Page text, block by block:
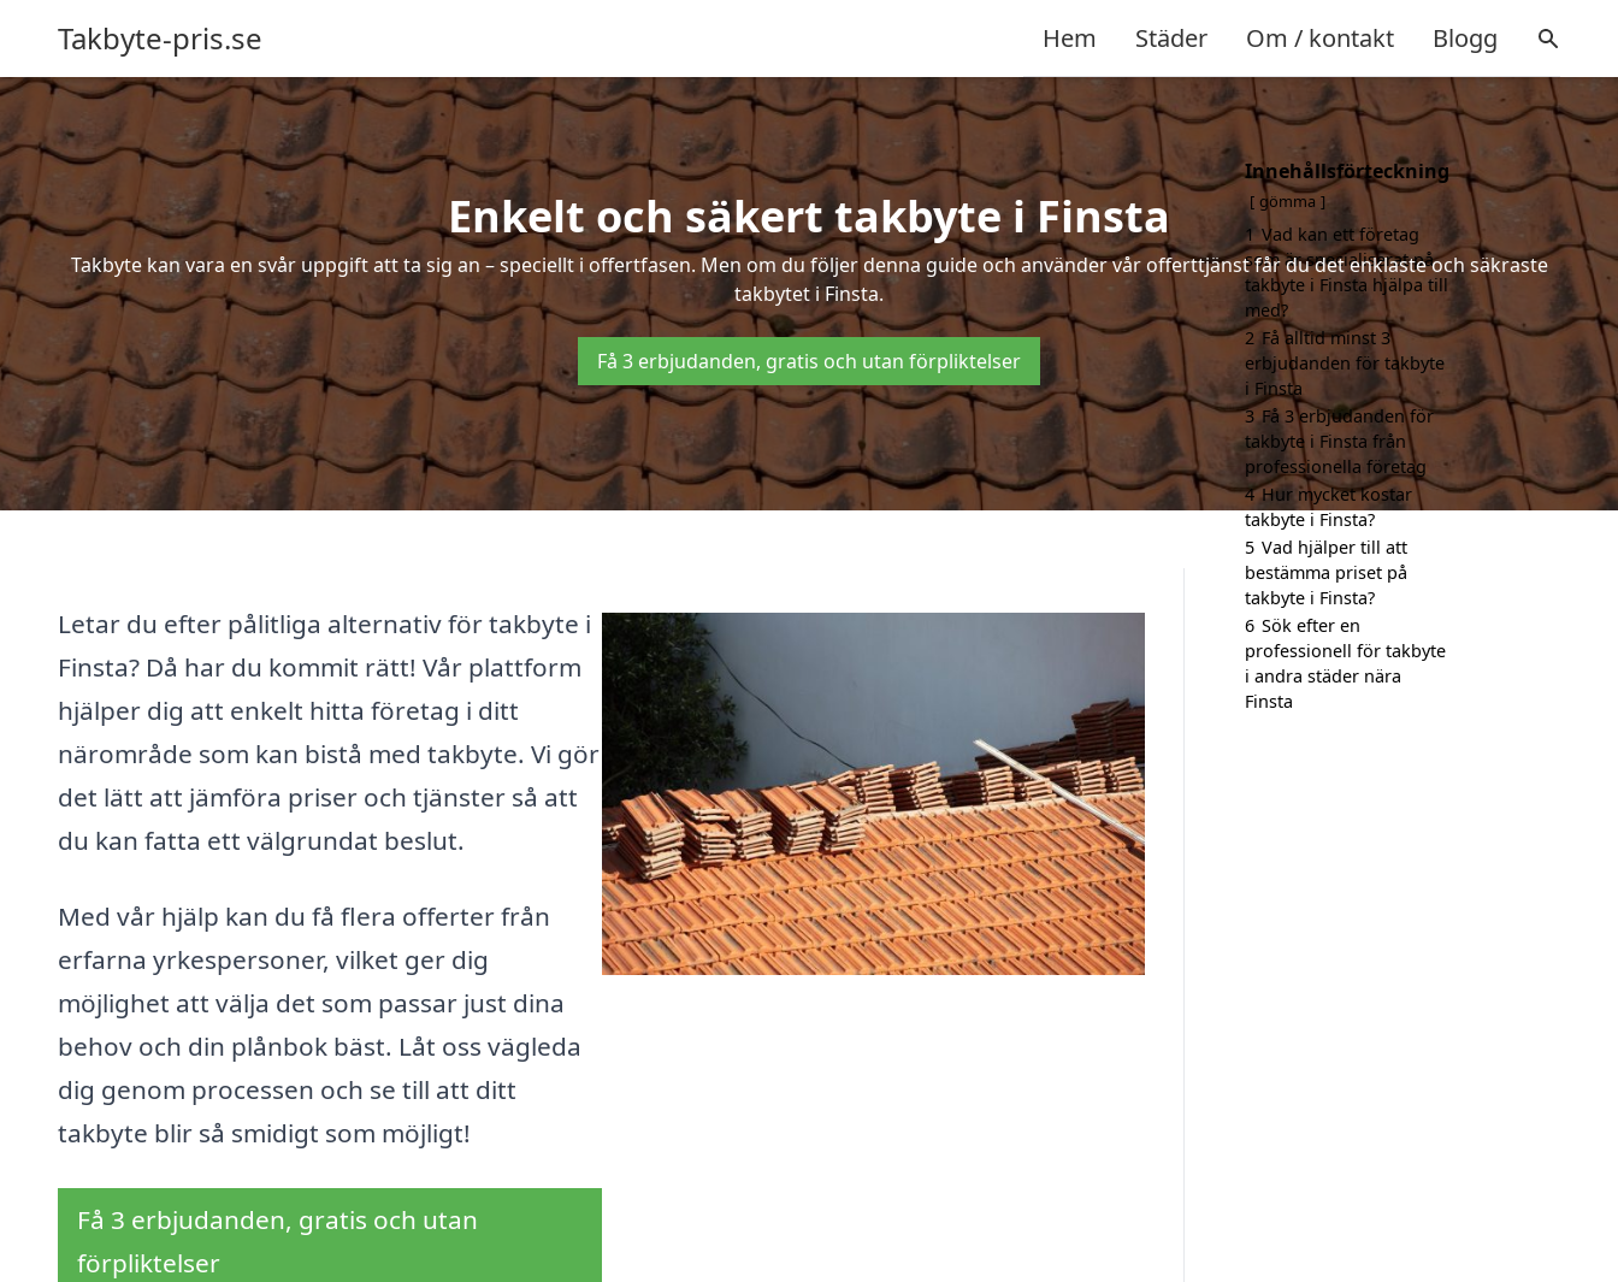
Takbyte-pris.se Hem Städer Om / kontakt Blogg
Enkelt och säkert takbyte i Finsta
Takbyte kan vara en svår uppgift att ta sig an – speciellt i offertfasen. Men om du följer denna guide och använder vår offerttjänst får du det enklaste och säkraste
takbytet i Finsta.
Få 3 erbjudanden, gratis och utan förpliktelser
Letar du efter pålitliga alternativ för takbyte i
Finsta? Då har du kommit rätt! Vår plattform
hjälper dig att enkelt hitta företag i ditt
närområde som kan bistå med takbyte. Vi gör
det lätt att jämföra priser och tjänster så att
du kan fatta ett välgrundat beslut.
Med vår hjälp kan du få flera offerter från
erfarna yrkespersoner, vilket ger dig
möjlighet att välja det som passar just dina
behov och din plånbok bäst. Låt oss vägleda
dig genom processen och se till att ditt
takbyte blir så smidigt som möjligt!
Få 3 erbjudanden, gratis och utan
förpliktelser
Innehållsförteckning
gömma
1 Vad kan ett företag
som är specialiserat på
takbyte i Finsta hjälpa till
med?
2 Få alltid minst 3
erbjudanden för takbyte
i Finsta
3 Få 3 erbjudanden för
takbyte i Finsta från
professionella företag
4 Hur mycket kostar
takbyte i Finsta?
5 Vad hjälper till att
bestämma priset på
takbyte i Finsta?
6 Sök efter en
professionell för takbyte
i andra städer nära
Finsta